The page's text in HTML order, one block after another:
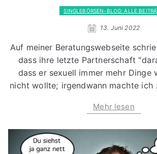
SINGLEBÖRSEN-BLOG: ALLE
13. Juni 2022
Auf meiner Beratungswebseite
dass ihre letzte Partnerschaft
dass er sexuell immer mehr Dinge
nicht wollte; irgendwann machte ich
Mehr lesen